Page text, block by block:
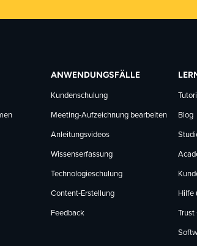
ANWENDUNGSFÄLLE
Kundenschulung
Meeting-Aufzeichnung bearbeiten
Anleitungsvideos
Wissenserfassung
Technologieschulung
Content-Erstellung
Feedback
Blog
Hilfe